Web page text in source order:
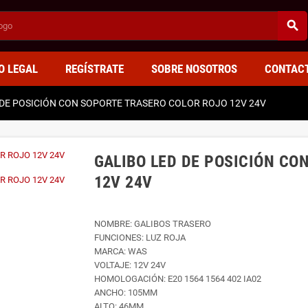
search
LEGAL REGÍSTRATE SOBRE NOSOTROS
POSICIÓN CON SOPORTE TRASERO COLOR ROJO 12V 24V
GALIBO LED DE POSICIÓN
12V 24V
NOMBRE: GALIBOS TRASERO
FUNCIONES: LUZ ROJA
MARCA: WAS
VOLTAJE: 12V 24V
HOMOLOGACIÓN: E20 1564 1564 402 IA02
ANCHO: 105MM